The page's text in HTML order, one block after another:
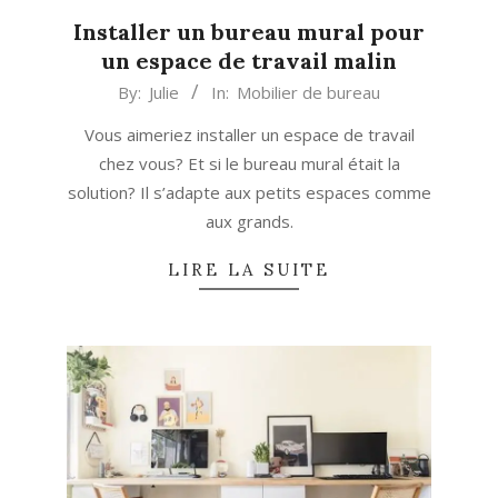
Installer un bureau mural pour
un espace de travail malin
By: Julie In: Mobilier de bureau
Vous aimeriez installer un espace de travail
chez vous? Et si le bureau mural était la
solution? Il s’adapte aux petits espaces comme
aux grands.
LIRE LA SUITE